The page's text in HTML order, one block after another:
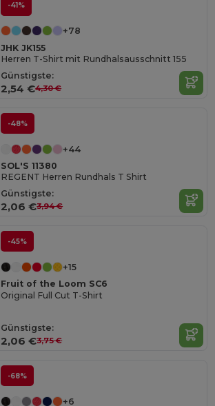
-41%
+78
JHK JK155
Herren T-Shirt mit Rundhalsausschnitt 155
Günstigste:
2,54 €4,30 €
-48%
+44
SOL'S 11380
REGENT Herren Rundhals T Shirt
Günstigste:
2,06 €3,94 €
-45%
+15
Fruit of the Loom SC6
Original Full Cut T-Shirt
Günstigste:
2,06 €3,75 €
-68%
+6